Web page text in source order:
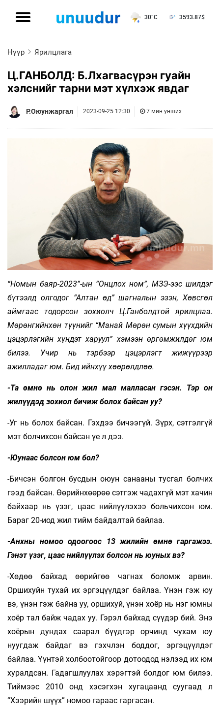
30°C 3593.87$
Нүүр Ярилцлага
Ц.ГАНБОЛД: Б.Лхагвасүрэн гуайн
хэлснийг тарни мэт хүлхэж явдаг
Р.Оюунжаргал 2023-09-25 12:30 7 мин унших
“Номын баяр-2023”-ын “Онцлох ном”, МЗЭ-ээс шилдэг
бүтээлд олгодог “Алтан өд” шагналын эзэн, Хөвсгөл
аймгаас тодорсон зохиолч Ц.Ганболдтой ярилцлаа.
Мөрөнгийнхөн түүнийг “Манай Мөрөн сумын хүүхдийн
цэцэрлэгийн хүндэт харуул” хэмээн өргөмжилдөг юм
билээ. Учир нь тэрбээр цэцэрлэгт жижүүрээр
ажилладаг юм. Бид ийнхүү хөөрөлдлөө.
-Та өмнө нь олон жил мал малласан гэсэн. Тэр он
жилүүдэд зохиол бичиж болох байсан уу?
-Уг нь болох байсан. Гэхдээ бичээгүй. Зүрх, сэтгэлгүй
мэт болчихсон байсан үе л дээ.
-Юунаас болсон юм бол?
-Бичсэн болгон бусдын оюун санааны тусгал болчих
гээд байсан. Өөрийнхөөрөө сэтгэж чадахгүй мэт хачин
байхаар нь үзэг, цаас нийлүүлэхээ больчихсон юм.
Бараг 20-иод жил тийм байдалтай байлаа.
-Анхны номоо одоогоос 13 жилийн өмнө гаргажээ.
Гэнэт үзэг, цаас нийлүүлэх болсон нь юуных вэ?
-Хөдөө байхад өөрийгөө чагнах боломж арвин.
Оршихуйн тухай их эргэцүүлдэг байлаа. Үнэн гэж юу
вэ, үнэн гэж байна уу, оршихуй, үнэн хоёр нь нэг юмны
хоёр тал байж чадах уу. Гэрэл байхад сүүдэр бий. Энэ
хоёрын дундах саарал бүүдгэр орчинд чухам юу
нуугдаж байдаг вэ гэхчлэн боддог, эргэцүүлдэг
байлаа. Үүнтэй холбоотойгоор дотоодод нэлээд их юм
хуралдсан. Гадагшлуулах хэрэгтэй болдог юм билээ.
Тиймээс 2010 онд хэсэгхэн хугацаанд суугаад л
“Хээрийн шүүх” номоо гараас гаргасан.